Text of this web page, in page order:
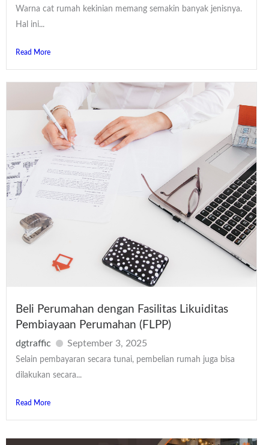
Warna cat rumah kekinian memang semakin banyak jenisnya.
Hal ini...
Read More
Beli Perumahan dengan Fasilitas Likuiditas
Pembiayaan Perumahan (FLPP)
dgtraffic September 3, 2025
Selain pembayaran secara tunai, pembelian rumah juga bisa
dilakukan secara...
Read More